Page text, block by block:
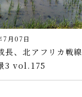
7月07日
長、北アフリカ戦線
3 vol.175